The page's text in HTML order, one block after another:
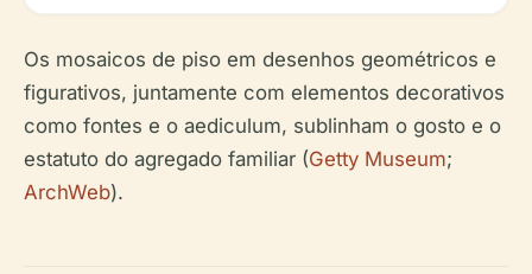
Os mosaicos de piso em desenhos geométricos e
figurativos, juntamente com elementos decorativos
como fontes e o aediculum, sublinham o gosto e o
estatuto do agregado familiar (Getty Museum;
ArchWeb).